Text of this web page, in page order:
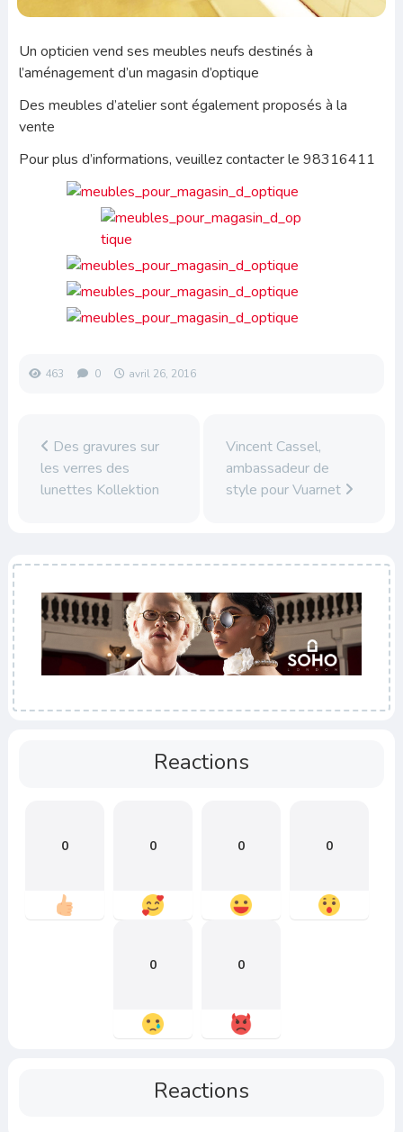
Un opticien vend ses meubles neufs destinés à
l’aménagement d’un magasin d’optique
Des meubles d’atelier sont également proposés à la
vente
Pour plus d’informations, veuillez contacter le 98316411
463 0 avril 26, 2016
Des gravures sur
les verres des
lunettes Kollektion
Vincent Cassel,
ambassadeur de
style pour Vuarnet
Reactions
0 0 0 0
0 0
Reactions